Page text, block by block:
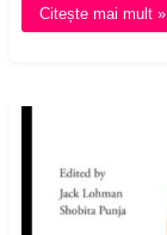
Citește mai mult »